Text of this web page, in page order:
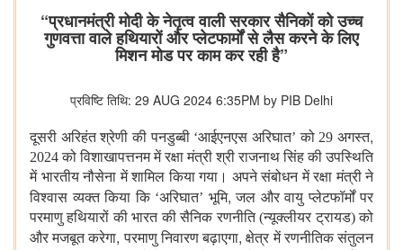
“प्रधानमंत्री मोदी के नेतृत्व वाली सरकार सैनिकों को उच्च
गुणवत्ता वाले हथियारों और प्लेटफार्मों से लैस करने के लिए
मिशन मोड पर काम कर रही है”
प्रविष्टि तिथि: 29 AUG 2024 6:35PM by PIB Delhi
दूसरी अरिहंत श्रेणी की पनडुब्बी ‘आईएनएस अरिघात’ को 29 अगस्त,
2024 को विशाखापत्तनम में रक्षा मंत्री श्री राजनाथ सिंह की उपस्थिति
में भारतीय नौसेना में शामिल किया गया। अपने संबोधन में रक्षा मंत्री ने
विश्वास व्यक्त किया कि ‘अरिघात’ भूमि,जल और वायु प्‍लेटफॉर्मों पर
परमाणु हथियारों की भारत की सैनिक रणनीति (न्‍यूक्‍लीयर ट्रायड) को
और मजबूत करेगा,परमाणु निवारण बढ़ाएगा,क्षेत्र में रणनीतिक संतुलन